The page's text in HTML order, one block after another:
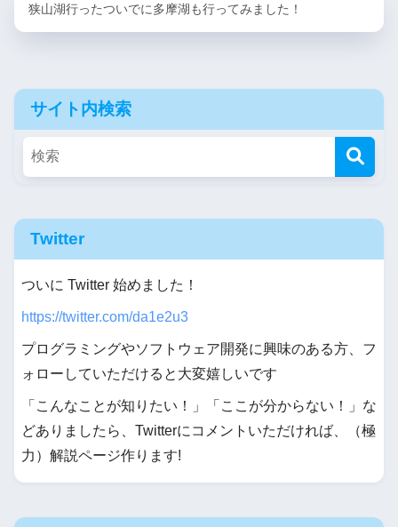
狭山湖行ったついでに多摩湖も行ってみました！
サイト内検索
Twitter
ついに Twitter 始めました！
https://twitter.com/da1e2u3
プログラミングやソフトウェア開発に興味のある方、フ
ォローしていただけると大変嬉しいです
「こんなことが知りたい！」「ここが分からない！」な
どありましたら、Twitterにコメントいただければ、（極
力）解説ページ作ります!